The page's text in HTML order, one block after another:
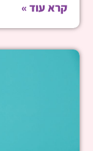
קרא עוד »